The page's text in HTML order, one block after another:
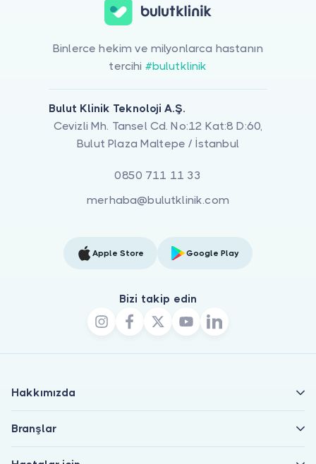
Binlerce hekim ve milyonlarca hastanın
tercihi #bulutklinik
Bulut Klinik Teknoloji A.Ş.
Cevizli Mh. Tansel Cd. No:12 Kat:8 D:60,
Bulut Plaza Maltepe / İstanbul
0850 711 11 33
merhaba@bulutklinik.com
Apple Store Google Play
Bizi takip edin
Hakkımızda
Branşlar